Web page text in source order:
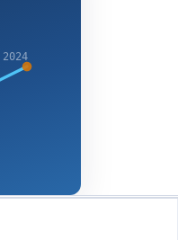
2024